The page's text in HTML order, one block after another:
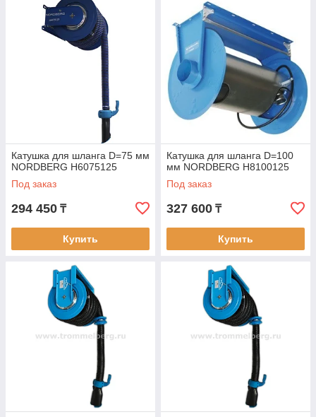
Катушка для шланга D=75 мм
NORDBERG H6075125
Под заказ
294 450 ₸
Купить
Катушка для шланга D=100
мм NORDBERG H8100125
Под заказ
327 600 ₸
Купить